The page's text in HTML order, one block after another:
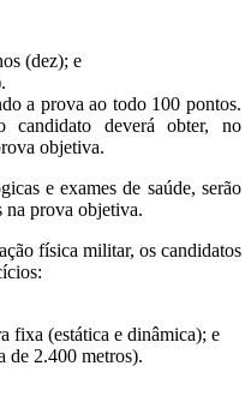
(dez); e
a prova ao todo 100 pontos.
candidato deverá obter, no
objetiva.
e exames de saúde, serão
na prova objetiva.
física militar, os candidatos
fixa (estática e dinâmica); e
de 2.400 metros).